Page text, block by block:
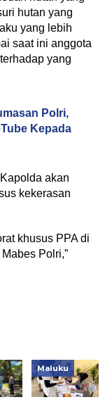
hutan yang
yang lebih
saat ini anggota
yang
Polri,
Kepada
akan
kekerasan
khusus PPA di
Polri,”
Maluku